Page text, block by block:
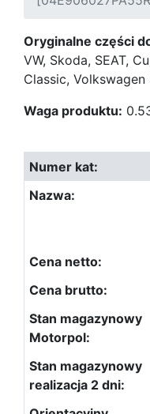
Oryginalne części
VW, Skoda, SEAT,
Classic,
Waga produktu: